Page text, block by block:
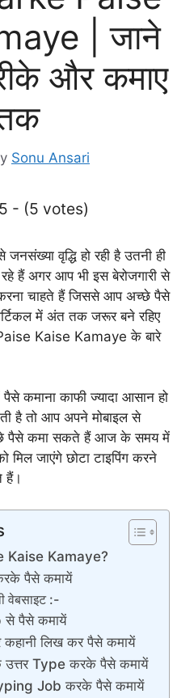
| जाने
और कमाए
Sonu Ansari
- (5 votes)
वृद्धि हो रही है उतनी ही
हैं अगर आप भी इस बेरोजगारी से
चाहते हैं जिससे आप अच्छे पैसे
में अंत तक जरूर बने रहिए
Kaise Kamaye के बारे
कमाना काफी ज्यादा आसान हो
है तो आप अपने मोबाइल से
पैसे कमा सकते हैं आज के समय में
जाएंगे छोटा टाइपिंग करने
हैं।
Kaise Kamaye?
पैसे कमायें
वेबसाइट :-
पैसे कमायें
लिख कर पैसे कमायें
उत्तर Type करके पैसे कमायें
Job करके पैसे कमायें